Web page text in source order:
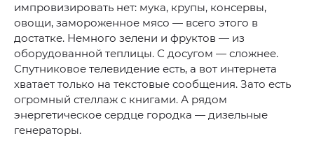
импровизировать нет: мука, крупы, консервы,
овощи, замороженное мясо — всего этого в
достатке. Немного зелени и фруктов — из
оборудованной теплицы. С досугом — сложнее.
Спутниковое телевидение есть, а вот интернета
хватает только на текстовые сообщения. Зато есть
огромный стеллаж с книгами. А рядом
энергетическое сердце городка — дизельные
генераторы.